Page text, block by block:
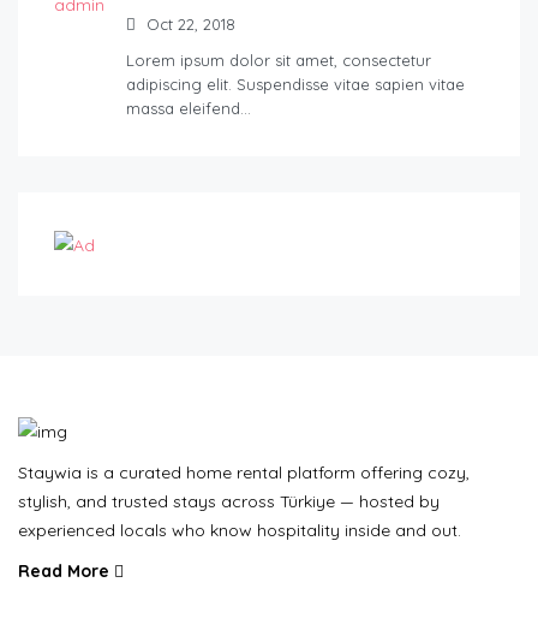
Oct 22, 2018
Lorem ipsum dolor sit amet, consectetur
adipiscing elit. Suspendisse vitae sapien vitae
massa eleifend…
Staywia is a curated home rental platform offering cozy,
stylish, and trusted stays across Türkiye — hosted by
experienced locals who know hospitality inside and out.
Read More